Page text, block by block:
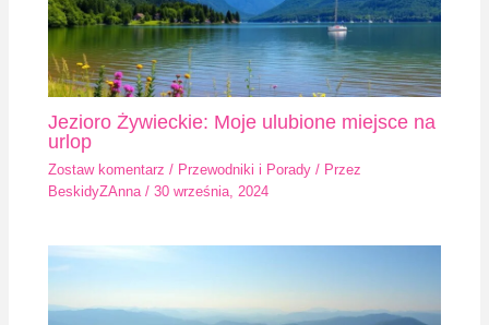
Jezioro Żywieckie: Moje ulubione miejsce na
urlop
Zostaw komentarz / Przewodniki i Porady / Przez
BeskidyZAnna/30 września, 2024